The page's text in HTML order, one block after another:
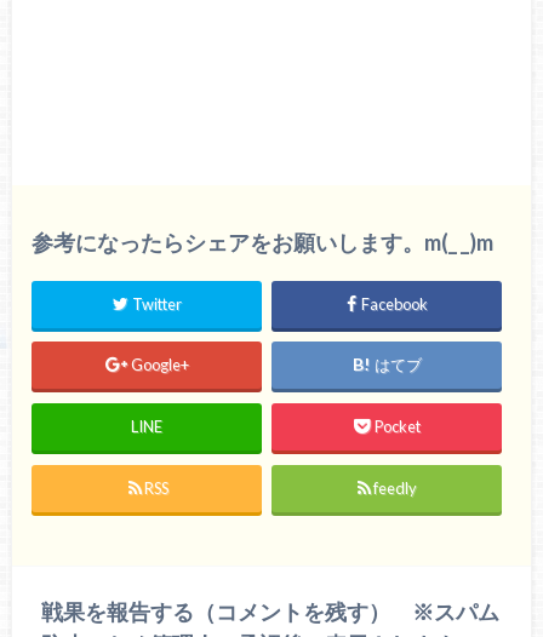
参考になったらシェアをお願いします。m(_ _)m
Twitter Facebook
Google+ はてブ
LINE Pocket
RSS feedly
戦果を報告する（コメントを残す） ※スパム